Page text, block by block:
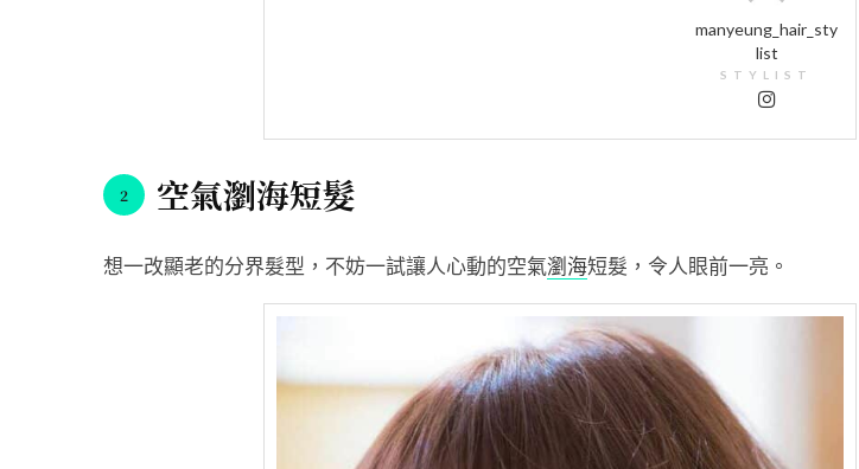
manyeung_hair_sty
list
STYLIST
空氣瀏海短髮
想一改顯老的分界髮型，不妨一試讓人心動的空氣瀏海短髮，令人眼前一亮。